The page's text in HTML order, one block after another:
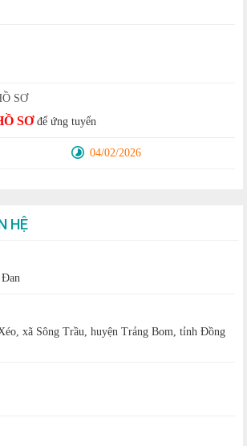
SƠ
SƠđể ứng tuyển
04/02/2026
HỆ
Đan
xã Sông Trầu, huyện Trảng Bom, tỉnh Đồng